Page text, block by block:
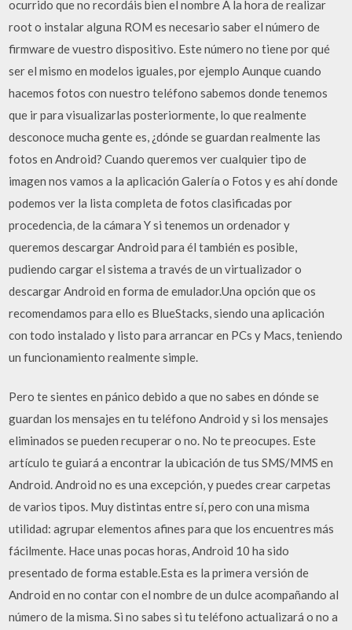
ocurrido que no recordáis bien el nombre A la hora de realizar
root o instalar alguna ROM es necesario saber el número de
firmware de vuestro dispositivo. Este número no tiene por qué
ser el mismo en modelos iguales, por ejemplo Aunque cuando
hacemos fotos con nuestro teléfono sabemos donde tenemos
que ir para visualizarlas posteriormente, lo que realmente
desconoce mucha gente es, ¿dónde se guardan realmente las
fotos en Android? Cuando queremos ver cualquier tipo de
imagen nos vamos a la aplicación Galería o Fotos y es ahí donde
podemos ver la lista completa de fotos clasificadas por
procedencia, de la cámara Y si tenemos un ordenador y
queremos descargar Android para él también es posible,
pudiendo cargar el sistema a través de un virtualizador o
descargar Android en forma de emulador.Una opción que os
recomendamos para ello es BlueStacks, siendo una aplicación
con todo instalado y listo para arrancar en PCs y Macs, teniendo
un funcionamiento realmente simple.
Pero te sientes en pánico debido a que no sabes en dónde se
guardan los mensajes en tu teléfono Android y si los mensajes
eliminados se pueden recuperar o no. No te preocupes. Este
artículo te guiará a encontrar la ubicación de tus SMS/MMS en
Android. Android no es una excepción, y puedes crear carpetas
de varios tipos. Muy distintas entre sí, pero con una misma
utilidad: agrupar elementos afines para que los encuentres más
fácilmente. Hace unas pocas horas, Android 10 ha sido
presentado de forma estable.Esta es la primera versión de
Android en no contar con el nombre de un dulce acompañando al
número de la misma. Si no sabes si tu teléfono actualizará o no a